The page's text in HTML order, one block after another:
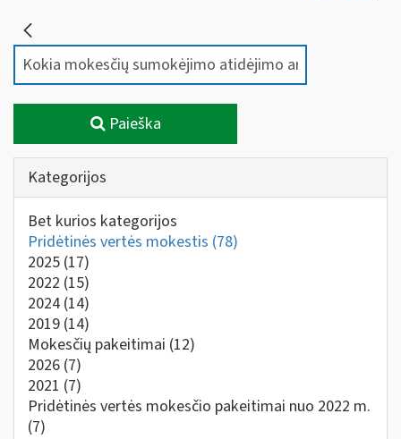
Paieška
Kategorijos
Bet kurios kategorijos
Pridėtinės vertės mokestis (78)
2025 (17)
2022 (15)
2024 (14)
2019 (14)
Mokesčių pakeitimai (12)
2026 (7)
2021 (7)
Pridėtinės vertės mokesčio pakeitimai nuo 2022 m.
(7)